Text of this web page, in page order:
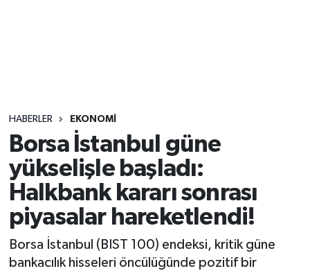
HABERLER EKONOMI
Borsa İstanbul güne
yükselişle başladı:
Halkbank kararı sonrası
piyasalar hareketlendi!
Borsa İstanbul (BIST 100) endeksi, kritik güne
bankacılık hisseleri öncülüğünde pozitif bir
Yaşam